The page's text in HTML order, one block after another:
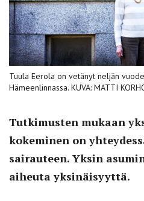
Tuula Eerola on vetänyt neljän
Hämeenlinnassa. KUVA: MATTI
Tutkimusten mukaan
kokeminen on
sairauteen. Yksin
aiheuta yksinäisyyttä.